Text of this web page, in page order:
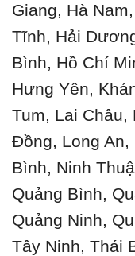
Giang, Hà
Tĩnh, Hải
Bình, Hồ Chí
Hưng Yên,
Tum, Lai Châu,
Đồng, Long An,
Bình, Ninh
Quảng Bình,
Quảng Ninh,
Tây Ninh, Thái